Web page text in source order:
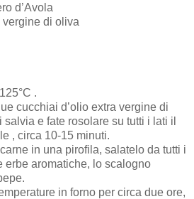
d’Avola
di oliva
.
cucchiai d’olio extra vergine di
salvia e fate rosolare su tutti i lati il
, circa 10-15 minuti.
in una pirofila, salatelo da tutti i
erbe aromatiche, lo scalogno
in forno per circa due ore,